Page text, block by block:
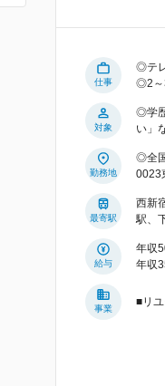
仕事
◎テ
◎2～
対象
◎学
い」
勤務地
◎全
0023
最寄駅
西新
駅、
給与
年収
年収
事業
■リ